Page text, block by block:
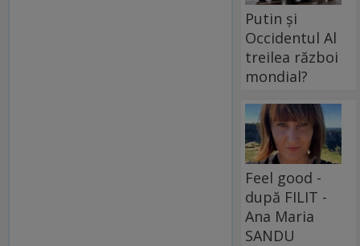
Putin și
Occidentul Al
treilea război
mondial?
Feel good -
după FILIT -
Ana Maria
SANDU